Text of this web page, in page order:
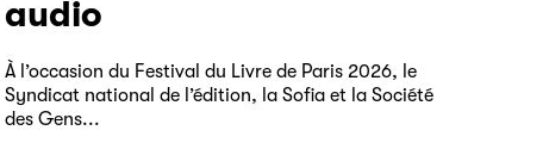
audio
À l’occasion du Festival du Livre de Paris 2026, le
Syndicat national de l’édition, la Sofia et la Société
des Gens...